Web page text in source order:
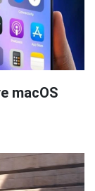
macOS